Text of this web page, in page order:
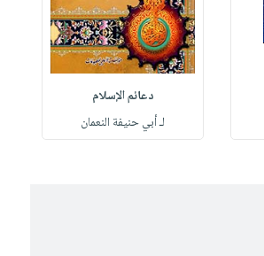
دعائم الإسلام
لـ أبي حنيفة النعمان